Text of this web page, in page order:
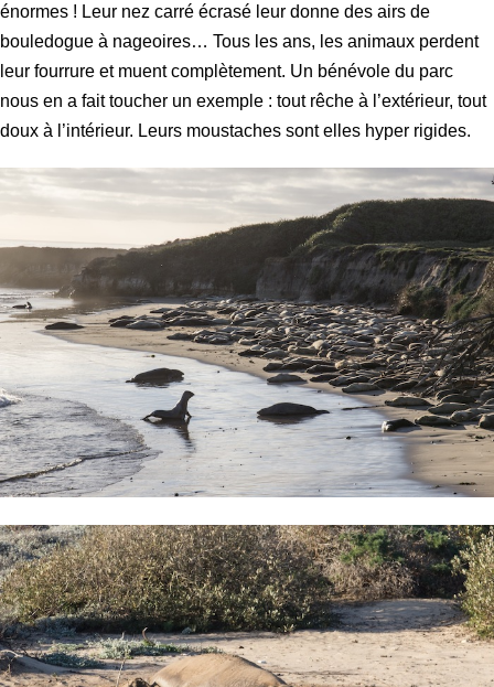
énormes ! Leur nez carré écrasé leur donne des airs de
bouledogue à nageoires… Tous les ans, les animaux perdent
leur fourrure et muent complètement. Un bénévole du parc
nous en a fait toucher un exemple : tout rêche à l’extérieur, tout
doux à l’intérieur. Leurs moustaches sont elles hyper rigides.